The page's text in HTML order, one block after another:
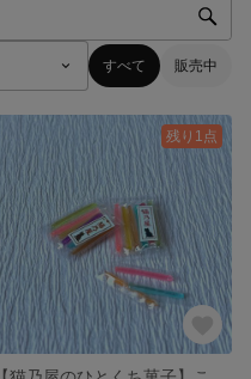
すべて 販売中
残り1点